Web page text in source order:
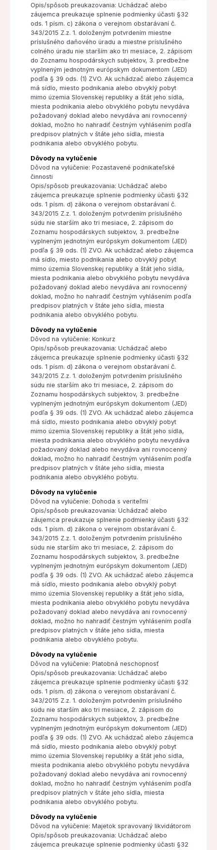
Opis/spôsob preukazovania: Uchádzač alebo
záujemca preukazuje splnenie podmienky účasti §32
ods. 1 písm. c) zákona o verejnom obstarávaní č.
343/2015 Z.z. 1. doloženým potvrdením miestne
príslušného daňového úradu a miestne príslušného
colného úradu nie starším ako tri mesiace, 2. zápisom
do Zoznamu hospodárskych subjektov, 3. predbežne
vyplneným jednotným európskym dokumentom (JED)
podľa § 39 ods. (1) ZVO. Ak uchádzač alebo záujemca
má sídlo, miesto podnikania alebo obvyklý pobyt
mimo územia Slovenskej republiky a štát jeho sídla,
miesta podnikania alebo obvyklého pobytu nevydáva
požadovaný doklad alebo nevydáva ani rovnocenný
doklad, možno ho nahradiť čestným vyhlásením podľa
predpisov platných v štáte jeho sídla, miesta
podnikania alebo obvyklého pobytu.
Dôvody na vylúčenie
Dôvod na vylúčenie: Pozastavené podnikateľské
činnosti
Opis/spôsob preukazovania: Uchádzač alebo
záujemca preukazuje splnenie podmienky účasti §32
ods. 1 písm. d) zákona o verejnom obstarávaní č.
343/2015 Z.z. 1. doloženým potvrdením príslušného
súdu nie starším ako tri mesiace, 2. zápisom do
Zoznamu hospodárskych subjektov, 3. predbežne
vyplneným jednotným európskym dokumentom (JED)
podľa § 39 ods. (1) ZVO. Ak uchádzač alebo záujemca
má sídlo, miesto podnikania alebo obvyklý pobyt
mimo územia Slovenskej republiky a štát jeho sídla,
miesta podnikania alebo obvyklého pobytu nevydáva
požadovaný doklad alebo nevydáva ani rovnocenný
doklad, možno ho nahradiť čestným vyhlásením podľa
predpisov platných v štáte jeho sídla, miesta
podnikania alebo obvyklého pobytu.
Dôvody na vylúčenie
Dôvod na vylúčenie: Konkurz
Opis/spôsob preukazovania: Uchádzač alebo
záujemca preukazuje splnenie podmienky účasti §32
ods. 1 písm. d) zákona o verejnom obstarávaní č.
343/2015 Z.z. 1. doloženým potvrdením príslušného
súdu nie starším ako tri mesiace, 2. zápisom do
Zoznamu hospodárskych subjektov, 3. predbežne
vyplneným jednotným európskym dokumentom (JED)
podľa § 39 ods. (1) ZVO. Ak uchádzač alebo záujemca
má sídlo, miesto podnikania alebo obvyklý pobyt
mimo územia Slovenskej republiky a štát jeho sídla,
miesta podnikania alebo obvyklého pobytu nevydáva
požadovaný doklad alebo nevydáva ani rovnocenný
doklad, možno ho nahradiť čestným vyhlásením podľa
predpisov platných v štáte jeho sídla, miesta
podnikania alebo obvyklého pobytu.
Dôvody na vylúčenie
Dôvod na vylúčenie: Dohoda s veriteľmi
Opis/spôsob preukazovania: Uchádzač alebo
záujemca preukazuje splnenie podmienky účasti §32
ods. 1 písm. d) zákona o verejnom obstarávaní č.
343/2015 Z.z. 1. doloženým potvrdením príslušného
súdu nie starším ako tri mesiace, 2. zápisom do
Zoznamu hospodárskych subjektov, 3. predbežne
vyplneným jednotným európskym dokumentom (JED)
podľa § 39 ods. (1) ZVO. Ak uchádzač alebo záujemca
má sídlo, miesto podnikania alebo obvyklý pobyt
mimo územia Slovenskej republiky a štát jeho sídla,
miesta podnikania alebo obvyklého pobytu nevydáva
požadovaný doklad alebo nevydáva ani rovnocenný
doklad, možno ho nahradiť čestným vyhlásením podľa
predpisov platných v štáte jeho sídla, miesta
podnikania alebo obvyklého pobytu.
Dôvody na vylúčenie
Dôvod na vylúčenie: Platobná neschopnosť
Opis/spôsob preukazovania: Uchádzač alebo
záujemca preukazuje splnenie podmienky účasti §32
ods. 1 písm. d) zákona o verejnom obstarávaní č.
343/2015 Z.z. 1. doloženým potvrdením príslušného
súdu nie starším ako tri mesiace, 2. zápisom do
Zoznamu hospodárskych subjektov, 3. predbežne
vyplneným jednotným európskym dokumentom (JED)
podľa § 39 ods. (1) ZVO. Ak uchádzač alebo záujemca
má sídlo, miesto podnikania alebo obvyklý pobyt
mimo územia Slovenskej republiky a štát jeho sídla,
miesta podnikania alebo obvyklého pobytu nevydáva
požadovaný doklad alebo nevydáva ani rovnocenný
doklad, možno ho nahradiť čestným vyhlásením podľa
predpisov platných v štáte jeho sídla, miesta
podnikania alebo obvyklého pobytu.
Dôvody na vylúčenie
Dôvod na vylúčenie: Majetok spravovaný likvidátorom
Opis/spôsob preukazovania: Uchádzač alebo
záujemca preukazuje splnenie podmienky účasti §32